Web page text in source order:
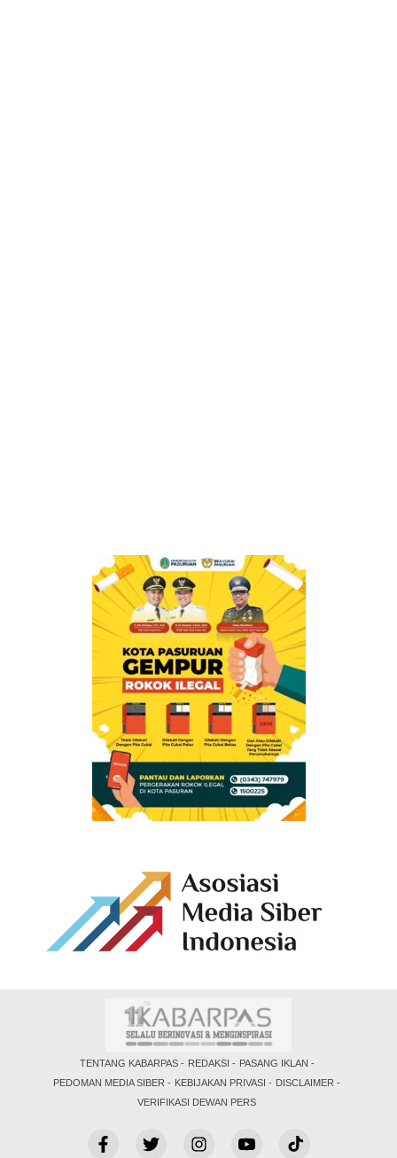
TENTANG KABARPAS REDAKSI
PASANG IKLAN
PEDOMAN MEDIA SIBER
KEBIJAKAN PRIVASI
DISCLAIMER
VERIFIKASI DEWAN PERS